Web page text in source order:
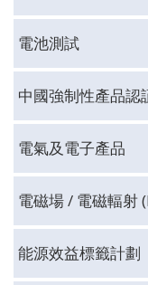
電池測試
中國強制性產品認
電氣及電子產品
電磁場 / 電磁輻射
能源效益標籤計劃